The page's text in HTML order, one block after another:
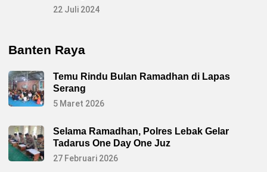
22 Juli 2024
Banten Raya
Temu Rindu Bulan Ramadhan di Lapas
Serang
5 Maret 2026
Selama Ramadhan, Polres Lebak Gelar
Tadarus One Day One Juz
27 Februari 2026